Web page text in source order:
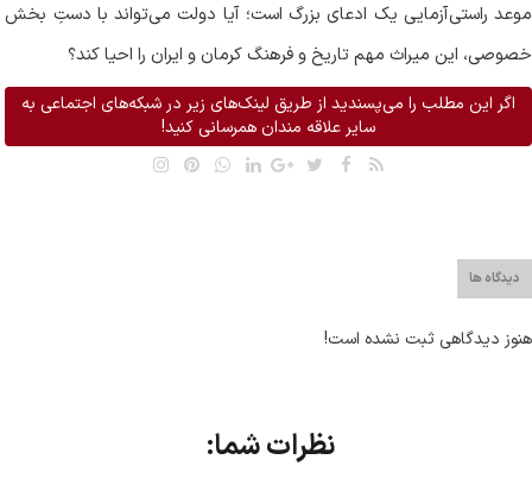
موعد راستی‌آزمایی یک ادعای بزرگ است؛ آیا دولت می‌تواند با دستِ بخش
خصوصی، این میراث مهم تاریخ و فرهنگ کرمان و ایران را احیا کند؟
اگر این مطلب را می‌پسندید از طریق لینک‌های زیر در شبکه‌های اجتماعی به
سایر علاقه مندان همرسانی کنید!
دیدگاه ها
هنوز دیدگاهی ثبت نشده است!
نظرات شما: